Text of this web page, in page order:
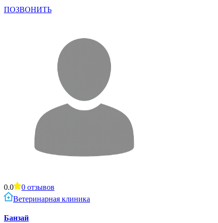
ПОЗВОНИТЬ
0.0 0 отзывов
Ветеринарная клиника
Банзай